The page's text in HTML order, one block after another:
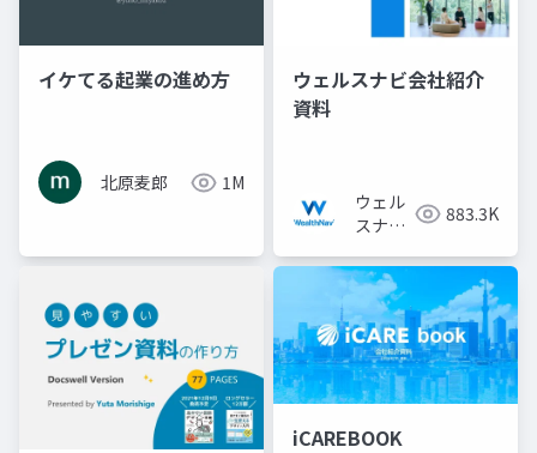
イケてる起業の進め方
北原麦郎 1M
ウェルスナビ会社紹介
資料
ウェル
スナビ
社
883.3K
iCAREBOOK